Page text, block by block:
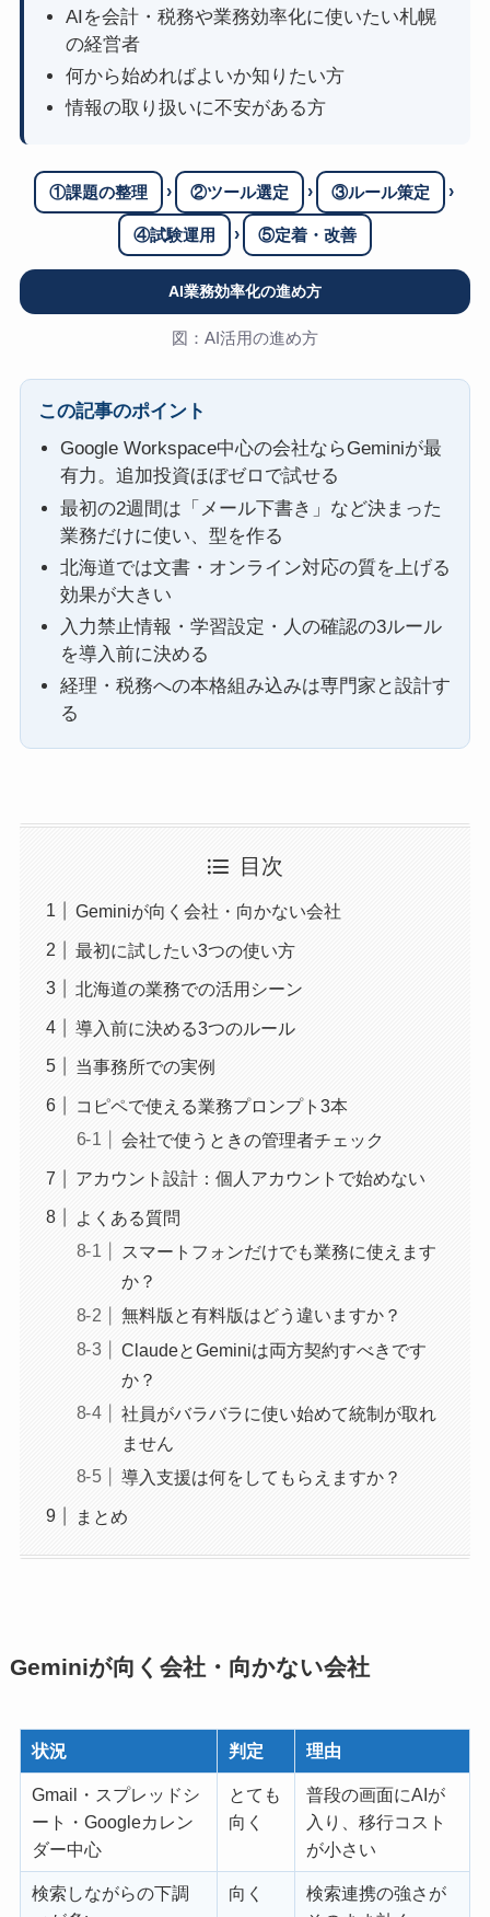
AIを会計・税務や業務効率化に使いたい札幌
の経営者
何から始めればよいか知りたい方
情報の取り扱いに不安がある方
①課題の整理 › ②ツール選定 › ③ルール策定 ›
④試験運用 › ⑤定着・改善
AI業務効率化の進め方
図：AI活用の進め方
この記事のポイント
Google Workspace中心の会社ならGeminiが最
有力。追加投資ほぼゼロで試せる
最初の2週間は「メール下書き」など決まった
業務だけに使い、型を作る
北海道では文書・オンライン対応の質を上げる
効果が大きい
入力禁止情報・学習設定・人の確認の3ルール
を導入前に決める
経理・税務への本格組み込みは専門家と設計す
る
目次
Geminiが向く会社・向かない会社
最初に試したい3つの使い方
北海道の業務での活用シーン
導入前に決める3つのルール
当事務所での実例
コピペで使える業務プロンプト3本
会社で使うときの管理者チェック
アカウント設計：個人アカウントで始めない
よくある質問
スマートフォンだけでも業務に使えます
か？
無料版と有料版はどう違いますか？
ClaudeとGeminiは両方契約すべきです
か？
社員がバラバラに使い始めて統制が取れ
ません
導入支援は何をしてもらえますか？
まとめ
Geminiが向く会社・向かない会社
状況 判定 理由
Gmail・スプレッドシ
ート・Googleカレン
ダー中心
とても
向く
普段の画面にAIが
入り、移行コスト
が小さい
検索しながらの下調
向く
検索連携の強さが